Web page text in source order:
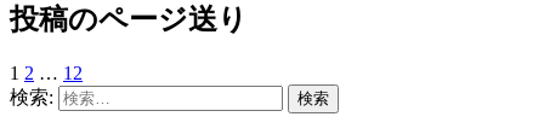
投稿のページ送り
1 2 … 12
検索: